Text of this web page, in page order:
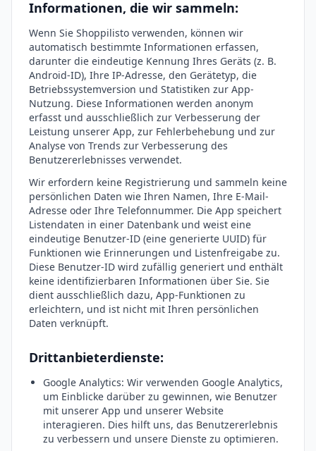
Informationen, die wir sammeln:
Wenn Sie Shoppilisto verwenden, können wir
automatisch bestimmte Informationen erfassen,
darunter die eindeutige Kennung Ihres Geräts (z. B.
Android-ID), Ihre IP-Adresse, den Gerätetyp, die
Betriebssystemversion und Statistiken zur App-
Nutzung. Diese Informationen werden anonym
erfasst und ausschließlich zur Verbesserung der
Leistung unserer App, zur Fehlerbehebung und zur
Analyse von Trends zur Verbesserung des
Benutzererlebnisses verwendet.
Wir erfordern keine Registrierung und sammeln keine
persönlichen Daten wie Ihren Namen, Ihre E-Mail-
Adresse oder Ihre Telefonnummer. Die App speichert
Listendaten in einer Datenbank und weist eine
eindeutige Benutzer-ID (eine generierte UUID) für
Funktionen wie Erinnerungen und Listenfreigabe zu.
Diese Benutzer-ID wird zufällig generiert und enthält
keine identifizierbaren Informationen über Sie. Sie
dient ausschließlich dazu, App-Funktionen zu
erleichtern, und ist nicht mit Ihren persönlichen
Daten verknüpft.
Drittanbieterdienste:
Google Analytics: Wir verwenden Google Analytics,
um Einblicke darüber zu gewinnen, wie Benutzer
mit unserer App und unserer Website
interagieren. Dies hilft uns, das Benutzererlebnis
zu verbessern und unsere Dienste zu optimieren.